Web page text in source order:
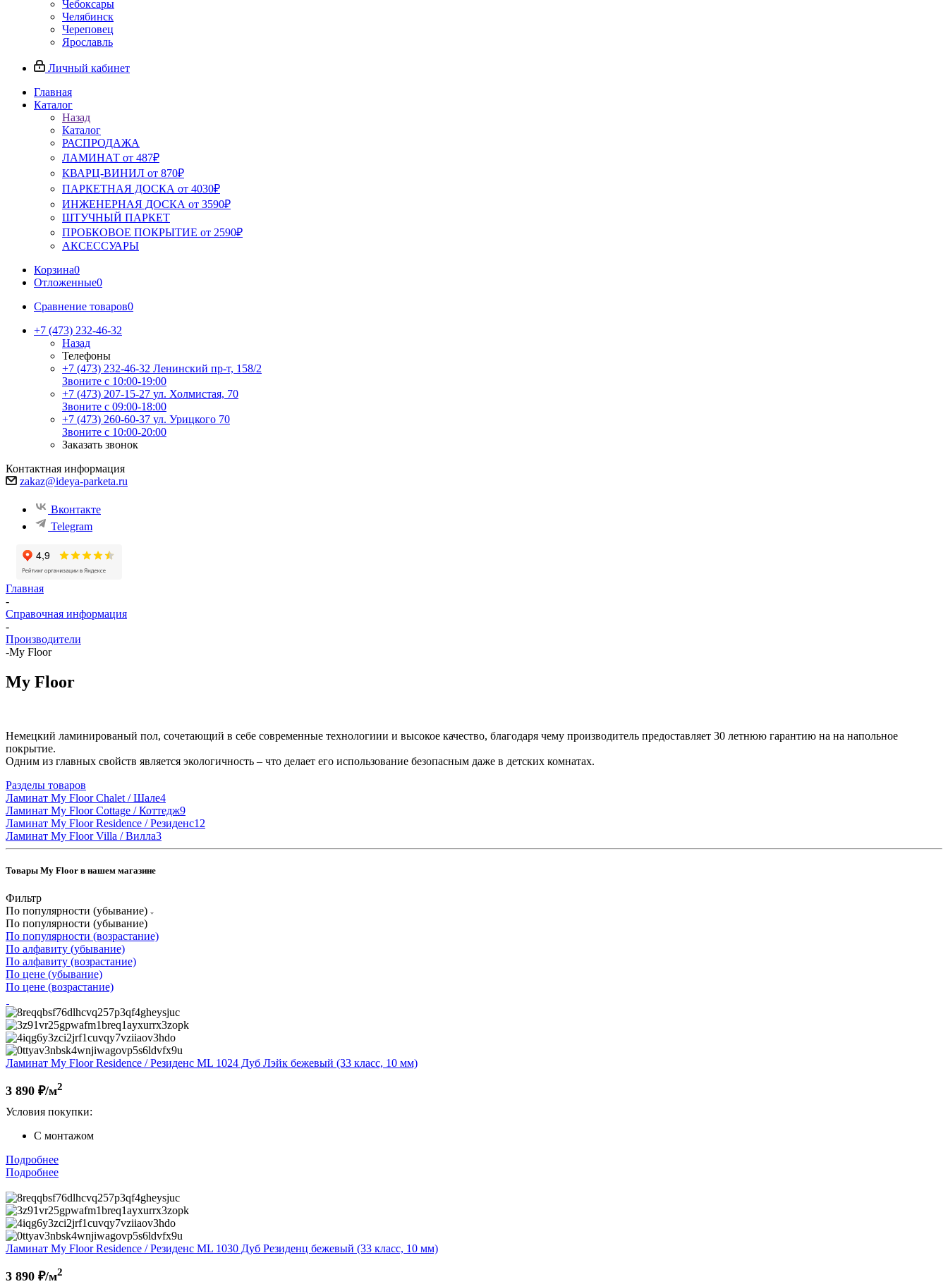
Чебоксары
Челябинск
Череповец
Ярославль
Личный кабинет
Главная
Каталог
Назад
Каталог
РАСПРОДАЖА
ЛАМИНАТ от 487₽
КВАРЦ-ВИНИЛ от 870₽
ПАРКЕТНАЯ ДОСКА от 4030₽
ИНЖЕНЕРНАЯ ДОСКА от 3590₽
ШТУЧНЫЙ ПАРКЕТ
ПРОБКОВОЕ ПОКРЫТИЕ от 2590₽
АКСЕССУАРЫ
Корзина0
Отложенные0
Сравнение товаров0
+7 (473) 232-46-32
Назад
Телефоны
+7 (473) 232-46-32 Ленинский пр-т, 158/2
Звоните с 10:00-19:00
+7 (473) 207-15-27 ул. Холмистая, 70
Звоните с 09:00-18:00
+7 (473) 260-60-37 ул. Урицкого 70
Звоните с 10:00-20:00
Заказать звонок
Контактная информация
zakaz@ideya-parketa.ru
Вконтакте
Telegram
Главная
-
Справочная информация
-
Производители
-My Floor
My Floor
Немецкий ламинированый пол, сочетающий в себе современные технологиии и высокое качество, благодаря чему производитель предоставляет 30 летнюю гарантию на на напольное
покрытие.
Одним из главных свойств является экологичность – что делает его использование безопасным даже в детских комнатах.
Разделы товаров
Ламинат My Floor Chalet / Шале4
Ламинат My Floor Cottage / Коттедж9
Ламинат My Floor Residence / Резиденс12
Ламинат My Floor Villa / Вилла3
Товары My Floor в нашем магазине
Фильтр
По популярности (убывание)
По популярности (убывание)
По популярности (возрастание)
По алфавиту (убывание)
По алфавиту (возрастание)
По цене (убывание)
По цене (возрастание)
Ламинат My Floor Residence / Резиденс ML 1024 Дуб Лэйк бежевый (33 класс, 10 мм)
3 890 ₽/м2
Условия покупки:
С монтажом
Подробнее
Подробнее
Ламинат My Floor Residence / Резиденс ML 1030 Дуб Резиденц бежевый (33 класс, 10 мм)
3 890 ₽/м2